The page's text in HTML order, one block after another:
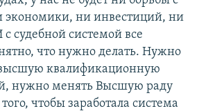
экономики, ни инвестиций, ни
судебной системой все
что нужно делать. Нужно
высшую квалификационную
нужно менять Высшую раду
чтобы заработала система